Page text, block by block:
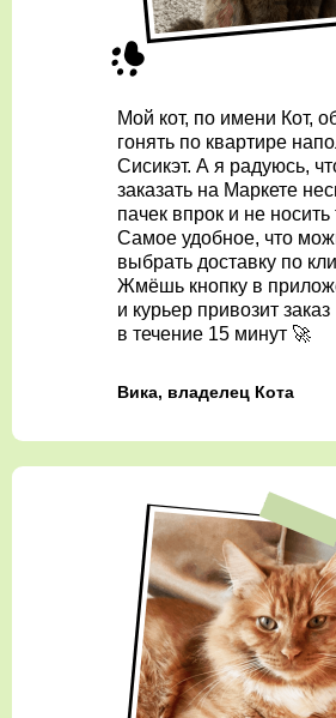
Мой кот, по имени Кот,
гонять по квартире
Сисикэт. А я радуюсь,
заказать на Маркете
пачек впрок и не носить
Самое удобное, что
выбрать доставку по
Жмёшь кнопку в
и курьер привозит заказ
в течение 15 минут 🚀
Вика, владелец Кота